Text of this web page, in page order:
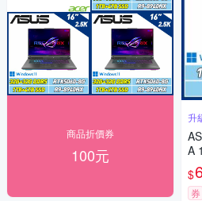
商品折價券
100元
升
移
A
$
券